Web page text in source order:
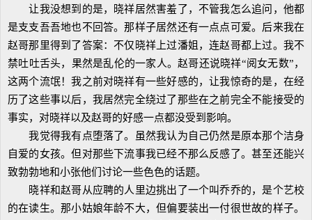
让我没想到的是，晓祥居然害羞了，不管我怎么追问，他都
是支支吾吾地也不回答。那样子居然还有一点点可爱。后来我在
赵哥那里得到了答案：不仅晓祥上过潘姐，连赵哥都上过。我不
禁吐吐舌头，果然是乱伦的一家人。赵哥还说晓祥“阅女无数”，
这两个流氓！我之前对晓祥有一些好感的，让我惊奇的是，在经
历了这些事以后，我居然完全绕过了那些在之前完全不能接受的
事实，对晓祥以及赵哥的好感一点都没受到影响。
我觉得我有点堕落了。虽然我认为自己仍然是原本那个洁身
自爱的女孩。但对那些下流事我已经不那么反感了。甚至还能兴
致勃勃地和小张他们讨论一些色色的话题。
晓祥和赵哥从应聘的人里边挑出了一个叫乔乔的，是个艺校
的在读生。那小姑娘年龄不大，但偏要装出一付很世故的样子。